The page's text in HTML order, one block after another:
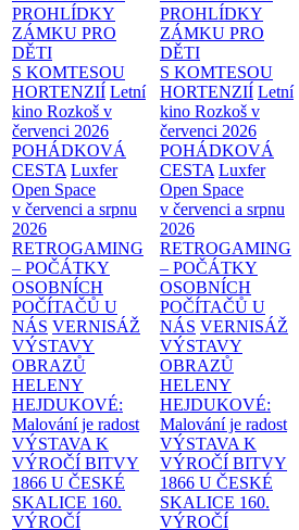
PROHLÍDKY
ZÁMKU PRO
DĚTI
S KOMTESOU
HORTENZIÍ Letní
kino Rozkoš v
červenci 2026
POHÁDKOVÁ
CESTA Luxfer
Open Space
v červenci a srpnu
2026
RETROGAMING
– POČÁTKY
OSOBNÍCH
POČÍTAČŮ U
NÁS VERNISÁŽ
VÝSTAVY
OBRAZŮ
HELENY
HEJDUKOVÉ:
Malování je radost
VÝSTAVA K
VÝROČÍ BITVY
1866 U ČESKÉ
SKALICE 160.
VÝROČÍ
PROHLÍDKY
ZÁMKU PRO
DĚTI
S KOMTESOU
HORTENZIÍ Letní
kino Rozkoš v
červenci 2026
POHÁDKOVÁ
CESTA Luxfer
Open Space
v červenci a srpnu
2026
RETROGAMING
– POČÁTKY
OSOBNÍCH
POČÍTAČŮ U
NÁS VERNISÁŽ
VÝSTAVY
OBRAZŮ
HELENY
HEJDUKOVÉ:
Malování je radost
VÝSTAVA K
VÝROČÍ BITVY
1866 U ČESKÉ
SKALICE 160.
VÝROČÍ